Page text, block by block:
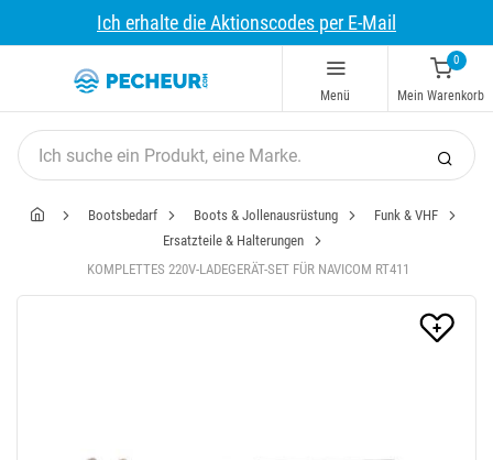
Ich erhalte die Aktionscodes per E-Mail
Menü
0
Mein Warenkorb
Bootsbedarf Boots & Jollenausrüstung
Funk & VHF
Ersatzteile & Halterungen
KOMPLETTES 220V-LADEGERÄT-SET FÜR NAVICOM RT411